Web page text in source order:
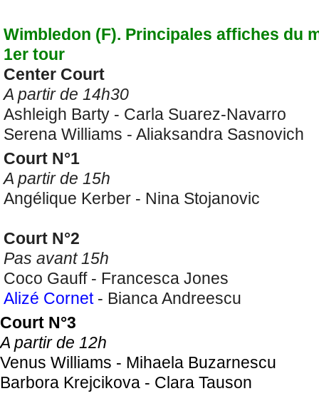
Wimbledon (F). Principales affiches du
1er tour
Center Court
A partir de 14h30
Ashleigh Barty - Carla Suarez-Navarro
Serena Williams - Aliaksandra Sasnovich
Court N°1
A partir de 15h
Angélique Kerber - Nina Stojanovic
Court N°2
Pas avant 15h
Coco Gauff - Francesca Jones
Alizé Cornet- Bianca Andreescu
Court N°3
A partir de 12h
Venus Williams - Mihaela Buzarnescu
Barbora Krejcikova - Clara Tauson